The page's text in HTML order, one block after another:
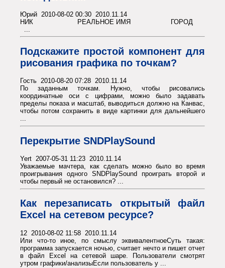
Юрий 2010-08-02 00:30 2010.11.14
НИК РЕАЛЬНОЕ ИМЯ ГОРОД
Подскажите простой компонент для
рисования графика по точкам?
Гость 2010-08-20 07:28 2010.11.14
По заданным точкам. Нужно, чтобы рисовались
координатные оси с цифрами, можно было задавать
пределы показа и масштаб, выводиться должно на Канвас,
чтобы потом сохранить в виде картинки для дальнейшего
...
Перекрытие SNDPlaySound
Yert 2007-05-31 11:23 2010.11.14
Уважаемые мачтера, как сделать можно было во время
проигрывания одного SNDPlaySound проиграть второй и
чтобы первый не остановился? ...
Как перезаписать открытый файл
Excel на сетевом ресурсе?
12 2010-08-02 11:58 2010.11.14
Или что-то иное, по смыслу эквивалентноеСуть такая:
программа запускается ночью, считает нечто и пишет отчет
в файл Excel на сетевой шаре. Пользователи смотрят
утром графики/анализыЕсли пользователь у ...